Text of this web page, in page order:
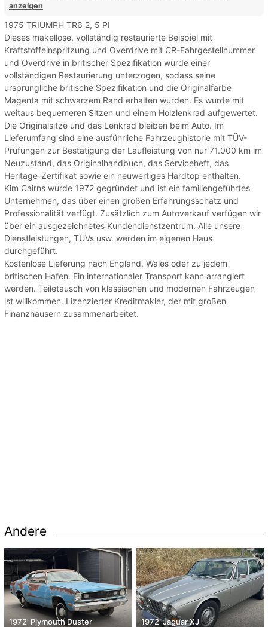
anzeigen
1975 TRIUMPH TR6 2, 5 PI
Dieses makellose, vollständig restaurierte Beispiel mit
Kraftstoffeinspritzung und Overdrive mit CR-Fahrgestellnummer
und Overdrive in britischer Spezifikation wurde einer
vollständigen Restaurierung unterzogen, sodass seine
ursprüngliche britische Spezifikation und die Originalfarbe
Magenta mit schwarzem Rand erhalten wurden. Es wurde mit
weitaus bequemeren Sitzen und einem Holzlenkrad aufgewertet.
Die Originalsitze und das Lenkrad bleiben beim Auto. Im
Lieferumfang sind eine ausführliche Fahrzeughistorie mit TÜV-
Prüfungen zur Bestätigung der Laufleistung von nur 71.000 km im
Neuzustand, das Originalhandbuch, das Serviceheft, das
Heritage-Zertifikat sowie ein neuwertiges Hardtop enthalten.
Kim Cairns wurde 1972 gegründet und ist ein familiengeführtes
Unternehmen, das über einen großen Erfahrungsschatz und
Professionalität verfügt. Zusätzlich zum Autoverkauf verfügen wir
über ein ausgezeichnetes Kundendienstzentrum. Alle unsere
Dienstleistungen, TÜVs usw. werden im eigenen Haus
durchgeführt.
Kostenlose Lieferung nach England, Wales oder zu jedem
britischen Hafen. Ein internationaler Transport kann arrangiert
werden. Teiletausch von klassischen und modernen Fahrzeugen
ist willkommen. Lizenzierter Kreditmakler, der mit großen
Finanzhäusern zusammenarbeitet.
Andere
1972' Plymouth Duster 1972' Jaguar XJ